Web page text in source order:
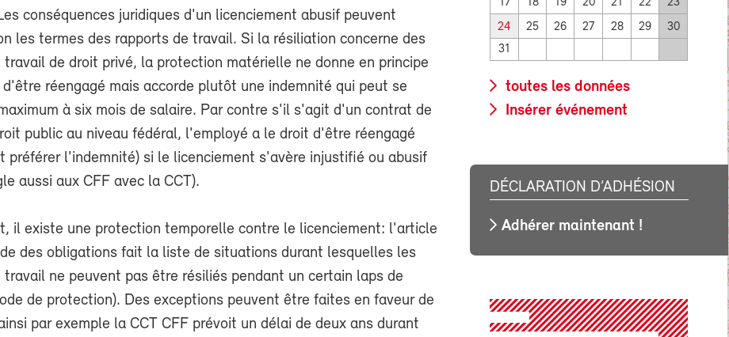
conséquences juridiques d'un licenciement abusif peuvent
les termes des rapports de travail. Si la résiliation concerne des
travail de droit privé, la protection matérielle ne donne en principe
réengagé mais accorde plutôt une indemnité qui peut se
à six mois de salaire. Par contre s'il s'agit d'un contrat de
public au niveau fédéral, l'employé a le droit d'être réengagé
préférer l'indemnité) si le licenciement s'avère injustifié ou abusif
aussi aux CFF avec la CCT).
il existe une protection temporelle contre le licenciement: l'article
des obligations fait la liste de situations durant lesquelles les
travail ne peuvent pas être résiliés pendant un certain laps de
de protection). Des exceptions peuvent être faites en faveur de
par exemple la CCT CFF prévoit un délai de deux ans durant
17
18 19 20 21 22 23
24 25 26 27 28 29
30
31
toutes les données
Insérer événement
DÉCLARATION D’ADHÉSION
Adhérer maintenant !